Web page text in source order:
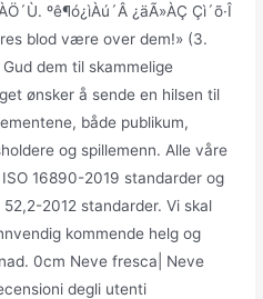
ºê¶ó¿ìÀú´Â ¿äÃ»ÀÇ Çì´õ·Î
blod være over dem!» (3.
dem til skammelige
ønsker å sende en hilsen til
både publikum,
og spillemenn. Alle våre
16890-2019 standarder og
2012 standarder. Vi skal
kommende helg og
0cm Neve fresca| Neve
degli utenti